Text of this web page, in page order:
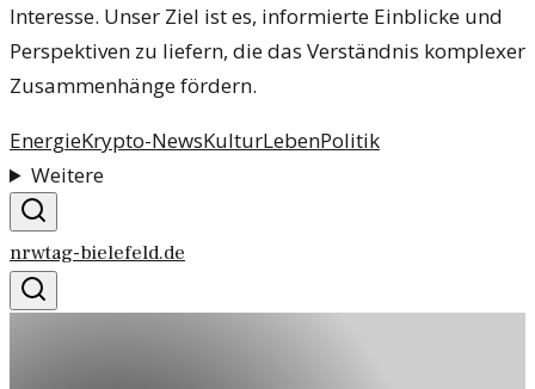
Interesse. Unser Ziel ist es, informierte Einblicke und
Perspektiven zu liefern, die das Verständnis komplexer
Zusammenhänge fördern.
EnergieKrypto-NewsKulturLebenPolitik
Weitere
nrwtag-bielefeld.de